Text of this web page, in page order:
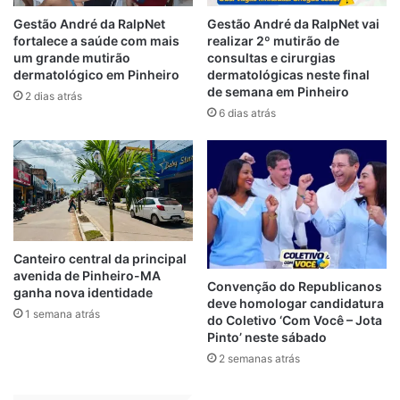
responsabilidade da pessoa cadastrada pela
entidade. Informações fraudulentas
poderão ser penalizadas administrativa, civil
e criminalmente, conforme art. 6º, §4 da Lei
“As correções dos dados dos alunos, via
on-line, continuarão a ser de inteira
responsabilidade de quem responde pela
instituição de ensino. No que se refere à
fiscalização, as instituições de ensino serão
fiscalizadas pela comissão criada pela
SMTT com a finalidade de verificar a
veracidade das informações prestadas, de
acordo com a legislação municipal vigente”,
Gestão André da RalpNet
fortalece a saúde com mais
um grande mutirão
dermatológico em Pinheiro
2 dias atrás
Gestão André da RalpNet vai
realizar 2º mutirão de
consultas e cirurgias
dermatológicas neste final
de semana em Pinheiro
6 dias atrás
Canteiro central da principal
avenida de Pinheiro-MA
ganha nova identidade
1 semana atrás
Convenção do Republicanos
deve homologar candidatura
do Coletivo ‘Com Você – Jota
Pinto’ neste sábado
2 semanas atrás